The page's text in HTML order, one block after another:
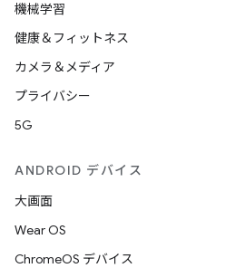
機械学習
健康＆フィットネス
カメラ＆メディア
プライバシー
5G
ANDROID デバイス
大画面
Wear OS
ChromeOS デバイス